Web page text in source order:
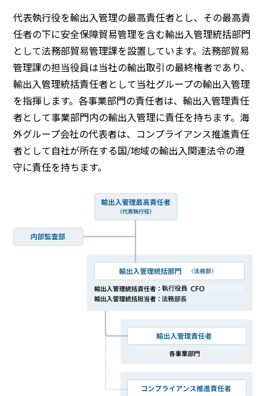
代表執行役を輸出入管理の最高責任者とし、その最高責
任者の下に安全保障貿易管理を含む輸出入管理統括部門
として法務部貿易管理課を設置しています。法務部貿易
管理課の担当役員は当社の輸出取引の最終権者であり、
輸出入管理統括責任者として当社グループの輸出入管理
を指揮します。各事業部門の責任者は、輸出入管理責任
者として事業部門内の輸出入管理に責任を持ちます。海
外グループ会社の代表者は、コンプライアンス推進責任
者として自社が所在する国/地域の輸出入関連法令の遵
守に責任を持ちます。